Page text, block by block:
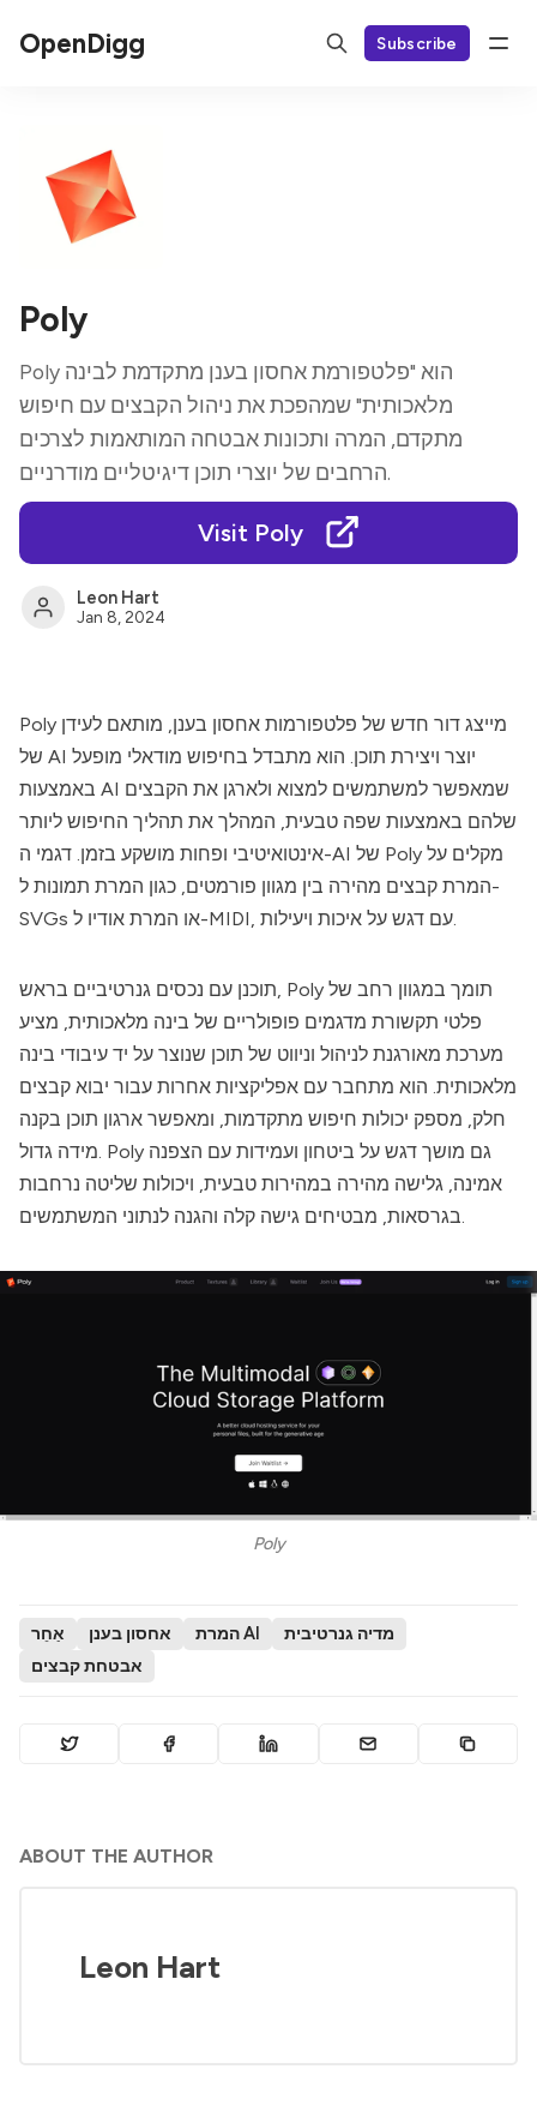
OpenDigg Subscribe
Poly
Poly הוא "פלטפורמת אחסון בענן מתקדמת לבינה
מלאכותית" שמהפכת את ניהול הקבצים עם חיפוש
מתקדם, המרה ותכונות אבטחה המותאמות לצרכים
הרחבים של יוצרי תוכן דיגיטליים מודרניים.
Visit Poly
Leon Hart
Jan 8, 2024
Poly
של AI יוצר ויצירת תוכן. הוא מתבדל בחיפוש מודאלי מופעל
באמצעות AI שמאפשר למשתמשים למצוא ולארגן את הקבצים
שלהם באמצעות שפה טבעית, המהלך את תהליך החיפוש ליותר
Poly
המרת קבצים מהירה בין מגוון פורמטים, כגון המרת תמונות ל-
SVGs או המרת אודיו ל-MIDI, עם דגש על איכות ויעילות.
תוכנן עם נכסים גנרטיביים בראש, Poly
פלטי תקשורת מדגמים פופולריים של בינה מלאכותית, מציע
מערכת מאורגנת לניהול וניווט של תוכן שנוצר על יד עיבודי בינה
מלאכותית. הוא מתחבר עם אפליקציות אחרות עבור יבוא קבצים
חלק, מספק יכולות חיפוש מתקדמות, ומאפשר ארגון תוכן בקנה
מידה גדול. Poly
אמינה, גלישה מהירה במהירות טבעית, ויכולות שליטה נרחבות
בגרסאות, מבטיחים גישה קלה והגנה לנתוני המשתמשים.
Poly
אַחֵר אחסון בענן המרת AI
מדיה גנרטיבית
אבטחת קבצים
ABOUT THE AUTHOR
Leon Hart